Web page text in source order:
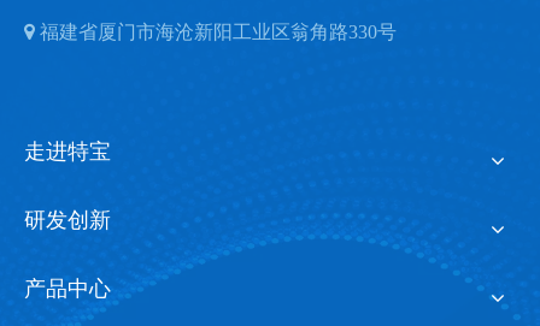
 福建省厦门市海沧新阳工业区翁角路330号
走进特宝
研发创新
产品中心